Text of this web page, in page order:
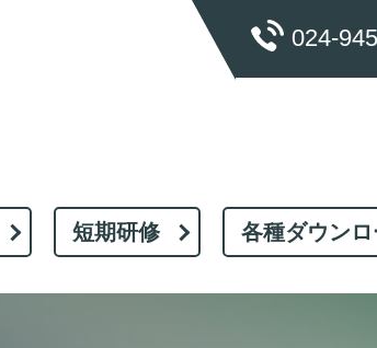
024-
短期研修 各種ダウンロ